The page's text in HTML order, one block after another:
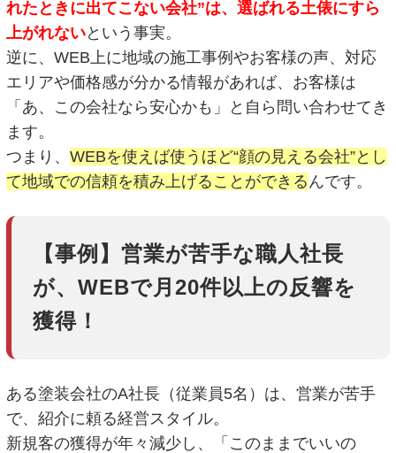
れたときに出てこない会社”は、選ばれる土俵にすら
上がれないという事実。
逆に、WEB上に地域の施工事例やお客様の声、対応
エリアや価格感が分かる情報があれば、お客様は
「あ、この会社なら安心かも」と自ら問い合わせてき
ます。
つまり、WEBを使えば使うほど“顔の見える会社”とし
て地域での信頼を積み上げることができる んです。
【事例】営業が苦手な職人社長
が、WEBで月20件以上の反響を
獲得！
ある塗装会社のA社長（従業員5名）は、営業が苦手
で、紹介に頼る経営スタイル。
新規客の獲得が年々減少し、「このままでいいの